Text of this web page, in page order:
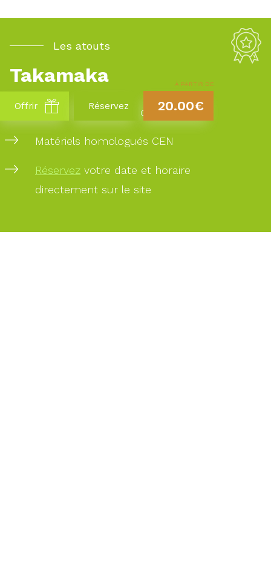
Les atouts
Takamaka
20 ans d’experience dans la région
Matériels homologués CEN
Réservez votre date et horaire
directement sur le site
Offrir Réservez
À PARTIR DE
20.00€
PAIEMENT